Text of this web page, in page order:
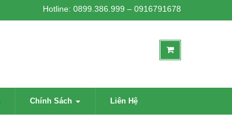
Hotline: 0899.386.999 – 0916791678
Chính Sách Liên Hệ
Bịt nhựa móng ngựa